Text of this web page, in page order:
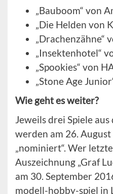
„Bauboom“ von
„Die Helden von
„Drachenzähne“
„Insektenhotel“
„Spookies“ von
„Stone Age
Wie geht es weiter?
Jeweils drei Spiele
werden am 26.
„nominiert“. Wer
Auszeichnung „Graf
am 30. September
modell-hobby-spiel in